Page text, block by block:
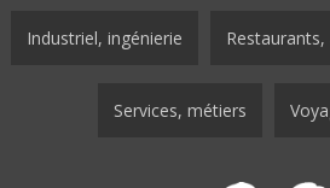
Industriel, ingénierie
Services, métiers